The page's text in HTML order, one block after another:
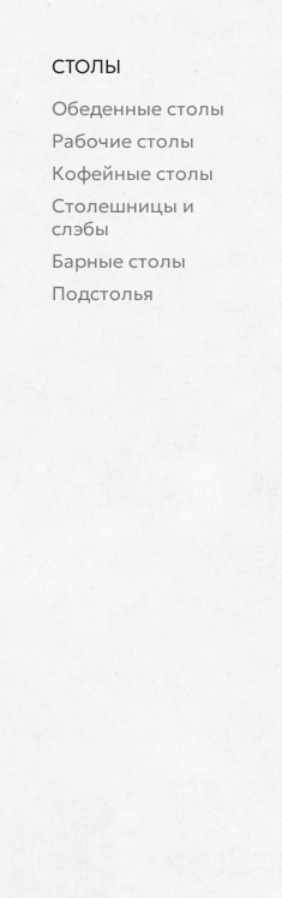
СТОЛЫ
Обеденные столы
Рабочие столы
Кофейные столы
Cтолешницы и
слэбы
Барные столы
Подстолья